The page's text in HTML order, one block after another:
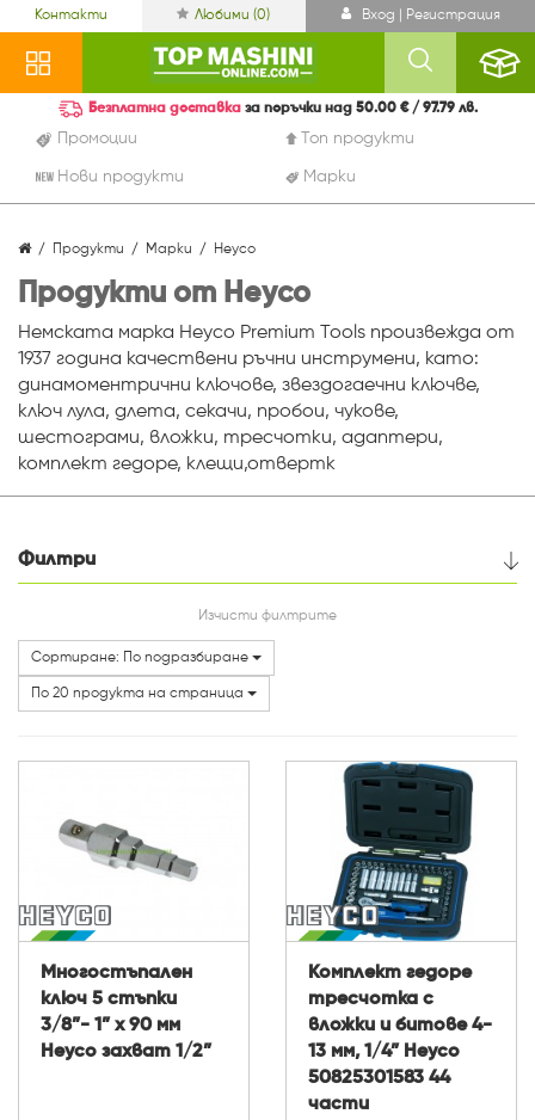
Контакти Любими (0) Вход | Регистрация
Промоции Топ продукти
Нови продукти Марки
Безплатна доставка за поръчки над 50.00 € / 97.79 лв.
Продукти Марки Heyco
Продукти от Heyco
Немската марка Heyco Premium Tools произвежда от
1937 година качествени ръчни инструмени, като:
динамоментрични ключове, звездогаечни ключве,
ключ лула, длета, секачи, пробои, чукове,
шестограми, вложки, тресчотки, адаптери,
комплект гедоре, клещи,отвертк
Филтри
Категории
Изчисти филтрите
Сортиране: По подразбиране
По 20 продукта на страница
Многостъпален
ключ 5 стъпки
3/8”- 1” x 90 мм
Heyco захват 1/2”
Комплект гедоре
тресчотка с
вложки и битове 4-
13 мм, 1/4” Heyco
50825301583 44
части